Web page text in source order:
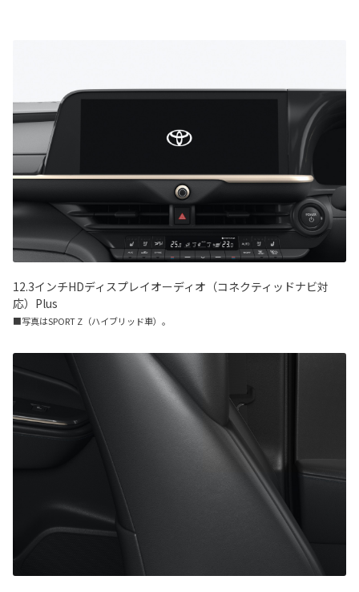
12.3インチHDディスプレイオーディオ（コネクティッドナビ対
応）Plus
■写真はSPORT Z（ハイブリッド車）。